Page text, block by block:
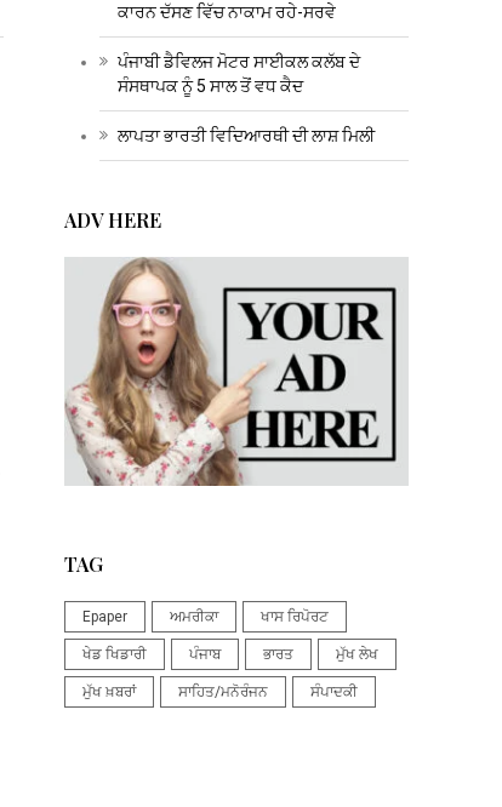
ਕਾਰਨ ਦੱਸਣ ਵਿੱਚ ਨਾਕਾਮ ਰਹੇ-ਸਰਵੇ
ਪੰਜਾਬੀ ਡੈਵਿਲਜ ਮੋਟਰ ਸਾਈਕਲ ਕਲੱਬ ਦੇ
ਸੰਸਥਾਪਕ ਨੂੰ 5 ਸਾਲ ਤੋਂ ਵਧ ਕੈਦ
ਲਾਪਤਾ ਭਾਰਤੀ ਵਿਦਿਆਰਥੀ ਦੀ ਲਾਸ਼ ਮਿਲੀ
ADV HERE
TAG
Epaper ਅਮਰੀਕਾ ਖਾਸ ਰਿਪੋਰਟ
ਖੇਡ ਖਿਡਾਰੀ ਪੰਜਾਬ ਭਾਰਤ ਮੁੱਖ ਲੇਖ
ਮੁੱਖ ਖ਼ਬਰਾਂ ਸਾਹਿਤ/ਮਨੋਰੰਜਨ ਸੰਪਾਦਕੀ